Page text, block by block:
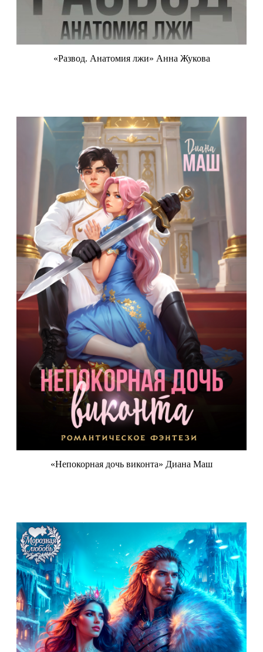
«Развод. Анатомия лжи» Анна Жукова
«Непокорная дочь виконта» Диана Маш